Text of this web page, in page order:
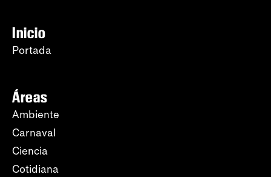
Inicio
Portada
Áreas
Ambiente
Carnaval
Ciencia
Cotidiana